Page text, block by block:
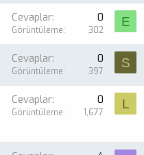
Cevaplar 0
Görüntüleme 302
E
Cevaplar 0
Görüntüleme 397
S
Cevaplar 0
Görüntüleme 1,677
L